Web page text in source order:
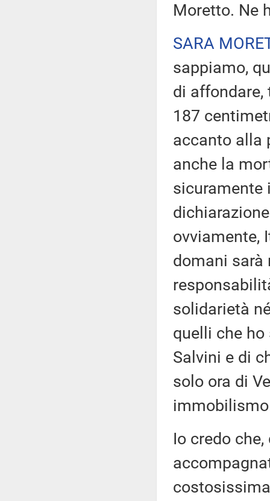
Moretto. Ne
SARA
sappiamo,
di affondare,
187
accanto alla
anche la
sicuramente
ovviamente,
domani sarà
solidarietà
quelli che
Salvini e di
solo ora di
Io credo